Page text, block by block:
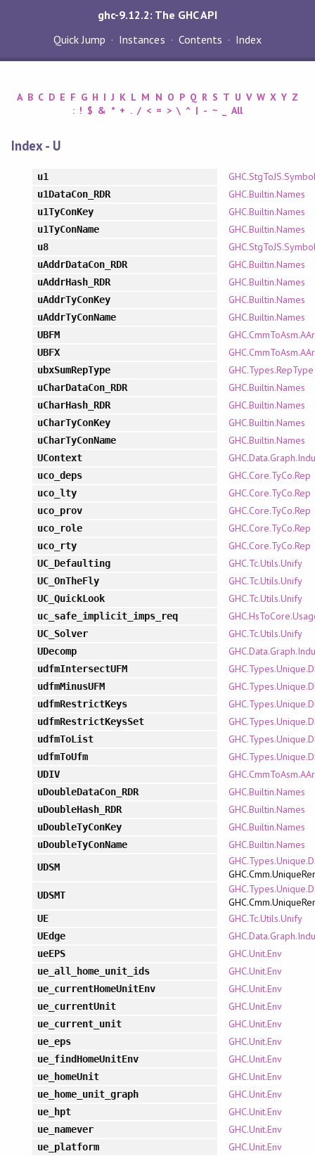
ghc-9.12.2: The GHC API
Quick Jump
Instances Contents Index
A B C D E F G H I J K L M N O P Q R S T U V W X Y Z
: ! $ & * + . / < = > \ ^ | - ~ All
Index - U
u1
u1DataCon_RDR GHC.Builtin.Names
u1TyConKey GHC.Builtin.Names
u1TyConName GHC.Builtin.Names
u8
uAddrDataCon_RDR GHC.Builtin.Names
uAddrHash_RDR GHC.Builtin.Names
uAddrTyConKey GHC.Builtin.Names
uAddrTyConName GHC.Builtin.Names
UBFM
UBFX
ubxSumRepType GHC.Types.RepType
uCharDataCon_RDR GHC.Builtin.Names
uCharHash_RDR GHC.Builtin.Names
uCharTyConKey GHC.Builtin.Names
uCharTyConName GHC.Builtin.Names
UContext
uco_deps GHC.Core.TyCo.Rep
uco_lty GHC.Core.TyCo.Rep
uco_prov GHC.Core.TyCo.Rep
uco_role GHC.Core.TyCo.Rep
uco_rty GHC.Core.TyCo.Rep
UC_Defaulting GHC.Tc.Utils.Unify
UC_OnTheFly GHC.Tc.Utils.Unify
UC_QuickLook GHC.Tc.Utils.Unify
uc_safe_implicit_imps_req
UC_Solver GHC.Tc.Utils.Unify
UDecomp
udfmIntersectUFM
udfmMinusUFM
udfmRestrictKeys
udfmRestrictKeysSet
udfmToList
udfmToUfm
UDIV
uDoubleDataCon_RDR GHC.Builtin.Names
uDoubleHash_RDR GHC.Builtin.Names
uDoubleTyConKey GHC.Builtin.Names
uDoubleTyConName GHC.Builtin.Names
UDSM
UDSMT
UE GHC.Tc.Utils.Unify
UEdge
ueEPS GHC.Unit.Env
ue_all_home_unit_ids GHC.Unit.Env
ue_currentHomeUnitEnv GHC.Unit.Env
ue_currentUnit GHC.Unit.Env
ue_current_unit GHC.Unit.Env
ue_eps GHC.Unit.Env
ue_findHomeUnitEnv GHC.Unit.Env
ue_homeUnit GHC.Unit.Env
ue_home_unit_graph GHC.Unit.Env
ue_hpt GHC.Unit.Env
ue_namever GHC.Unit.Env
ue_platform GHC.Unit.Env